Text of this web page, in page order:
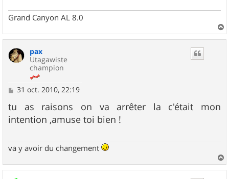
Grand Canyon AL 8.0
a
pax
Utagawiste
champion
M
s
s
a
31 oct. 2010, 22:19
tu as raisons on va arrêter la c'était mon
intention ,amuse toi bien !
va y avoir du changement
a